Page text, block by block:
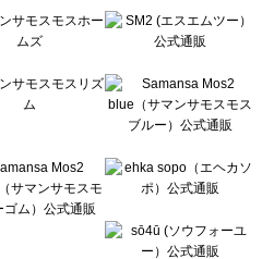
覧
）のブレスレット一覧
スレット一覧
のブレスレット一覧
レット一覧